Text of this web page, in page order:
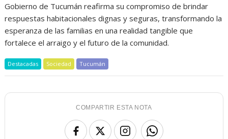
Gobierno de Tucumán reafirma su compromiso de brindar
respuestas habitacionales dignas y seguras, transformando la
esperanza de las familias en una realidad tangible que
fortalece el arraigo y el futuro de la comunidad.
Destacadas Sociedad Tucumán
COMPARTIR ESTA NOTA